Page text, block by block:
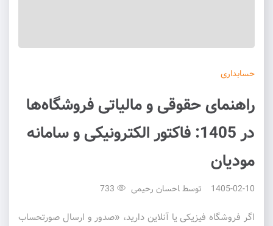
حسابداری
راهنمای حقوقی و مالیاتی فروشگاه‌ها
در 1405: فاکتور الکترونیکی و سامانه
مودیان
1405-02-10 توسط احسان رحیمی
اگر فروشگاه فیزیکی یا آنلاین دارید، «صدور و ارسال صورتحساب